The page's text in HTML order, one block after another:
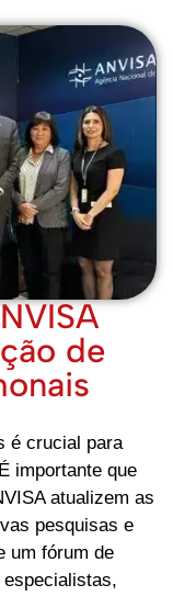
de
é crucial para
importante que
atualizem as
pesquisas e
um fórum de